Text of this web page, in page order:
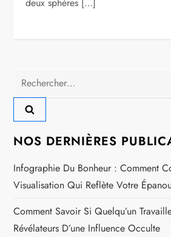
Rechercher :
NOS DERNIÈRES
Infographie Du Bonheur : Comment
Visualisation Qui Reflète Votre
Comment Savoir Si Quelqu’un
Révélateurs D’une Influence Occulte